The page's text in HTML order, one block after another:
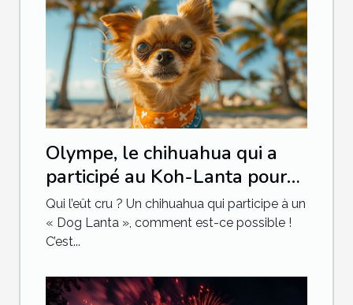
Olympe, le chihuahua qui a
participé au Koh-Lanta pour
chien
Qui l’eût cru ? Un chihuahua qui participe à un
« Dog Lanta », comment est-ce possible !
C’est...